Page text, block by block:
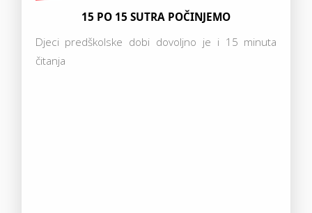
15 PO 15 SUTRA POČINJEMO
Djeci predškolske dobi dovoljno je i 15 minuta
čitanja